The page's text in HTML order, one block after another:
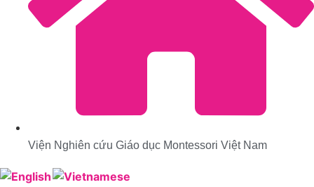
Viện Nghiên cứu Giáo dục Montessori Việt Nam